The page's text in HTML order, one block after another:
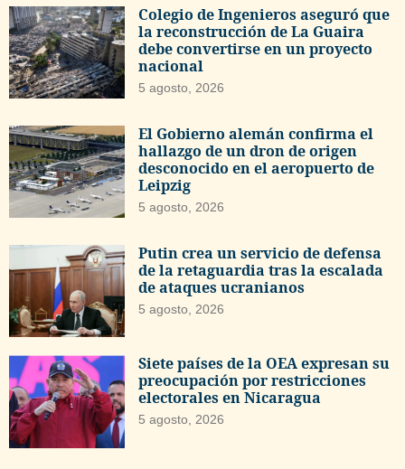
Colegio de Ingenieros aseguró que
la reconstrucción de La Guaira
debe convertirse en un proyecto
nacional
5 agosto, 2026
El Gobierno alemán confirma el
hallazgo de un dron de origen
desconocido en el aeropuerto de
Leipzig
5 agosto, 2026
Putin crea un servicio de defensa
de la retaguardia tras la escalada
de ataques ucranianos
5 agosto, 2026
Siete países de la OEA expresan su
preocupación por restricciones
electorales en Nicaragua
5 agosto, 2026